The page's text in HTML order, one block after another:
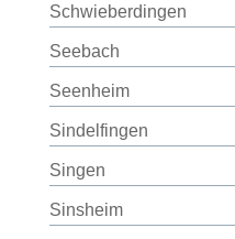
Schwieberdingen
Seebach
Seenheim
Sindelfingen
Singen
Sinsheim